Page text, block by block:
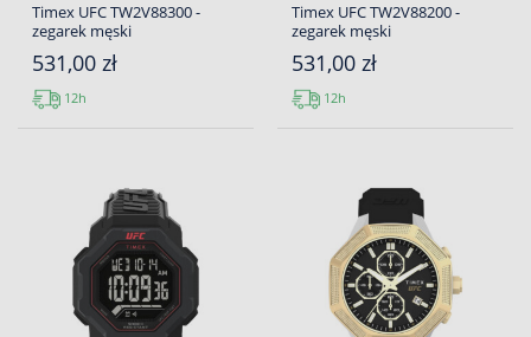
Timex UFC TW2V88300 -
zegarek męski
531,00 zł
12h
Timex UFC TW2V88200 -
zegarek męski
531,00 zł
12h